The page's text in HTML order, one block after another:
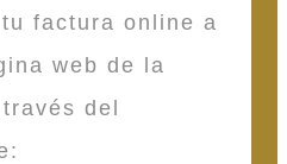
factura online a
web de la
del